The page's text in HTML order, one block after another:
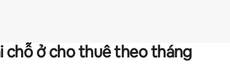
chỗ ở cho thuê theo tháng